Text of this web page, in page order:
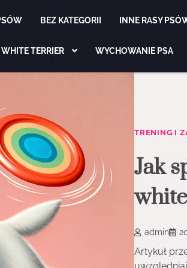
BEZ KATEGORII INNE RASY
TERRIER WYCHOWANIE PSA
TRENING I
Jak
admin
Artykuł